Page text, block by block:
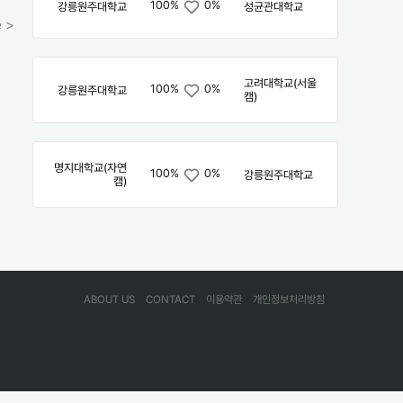
>
강릉원주대학교 100% 0% 성균관대학교
강릉원주대학교 100% 0%
고려대학교(서울
캠)
명지대학교(자연
캠)
100% 0% 강릉원주대학교
개인정보처리방침
이용약관
CONTACT
ABOUT US